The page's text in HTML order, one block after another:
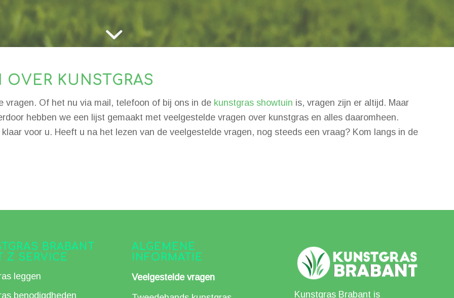
KUNSTGRAS
vragen. Of het nu via mail, telefoon of bij ons in de kunstgras showtuin is, vragen zijn er altijd. Maar
hebben we een lijst gemaakt met veelgestelde vragen over kunstgras en alles daaromheen.
voor u. Heeft u na het lezen van de veelgestelde vragen, nog steeds een vraag? Kom langs in de
BRABANT
Z SERVICE
leggen
benodigdheden
ALGEMENE
INFORMATIE
Veelgestelde vragen
Kunstgras Brabant is